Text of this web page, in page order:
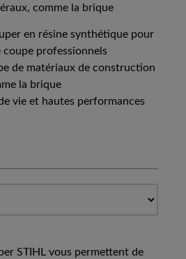
comme la brique
en résine synthétique pour
coupe professionnels
de matériaux de construction
la brique
vie et hautes performances
STIHL vous permettent de